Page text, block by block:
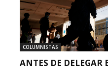
COLUMNISTAS
ANTES DE DELEGAR